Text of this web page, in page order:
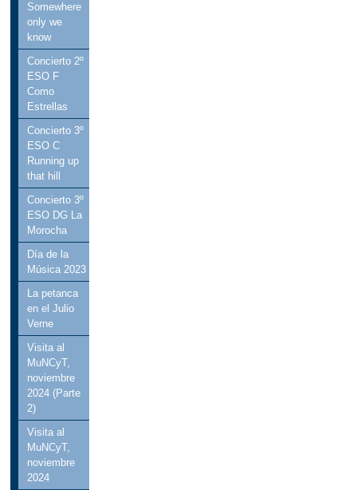
Somewhere
only we
know
Concierto 2º
ESO F
Como
Estrellas
Concierto 3º
ESO C
Running up
that hill
Concierto 3º
ESO DG La
Morocha
Día de la
Música 2023
La petanca
en el Julio
Verne
Visita al
MuNCyT,
noviembre
2024 (Parte
2)
Visita al
MuNCyT,
noviembre
2024